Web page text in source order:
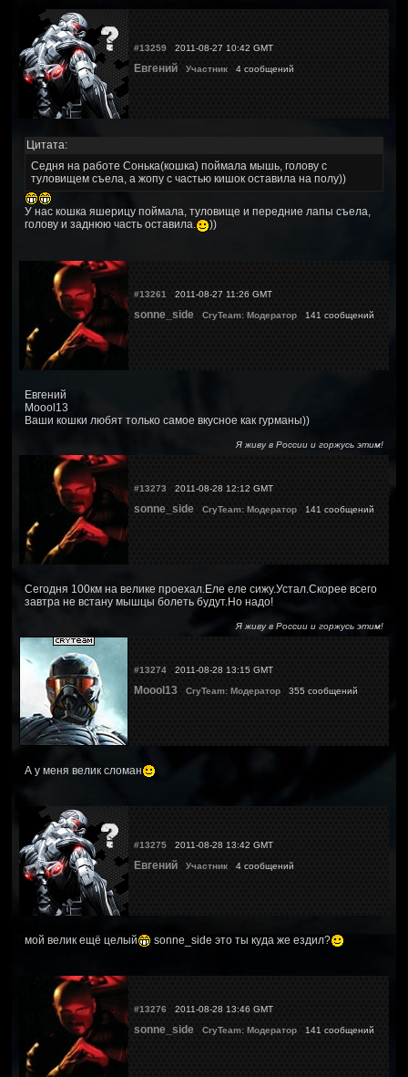
#13259 2011-08-27 10:42 GMT
Евгений Участник 4 сообщений
Цитата:
Седня на работе Сонька(кошка) поймала мышь, голову с
туловищем съела, а жопу с частью кишок оставила на полу))
У нас кошка яшерицу поймала, туловище и передние лапы съела,
голову и заднюю часть оставила.
))
#13261 2011-08-27 11:26 GMT
sonne_side CryTeam: Модератор 141 сообщений
Евгений
Moool13
Ваши кошки любят только самое вкусное как гурманы))
Я живу в России и горжусь этим!
#13273 2011-08-28 12:12 GMT
sonne_side CryTeam: Модератор 141 сообщений
Сегодня 100км на велике проехал.Еле еле сижу.Устал.Скорее всего
завтра не встану мышцы болеть будут.Но надо!
Я живу в России и горжусь этим!
#13274 2011-08-28 13:15 GMT
Moool13 CryTeam: Модератор 355 сообщений
А у меня велик сломан
#13275 2011-08-28 13:42 GMT
Евгений Участник 4 сообщений
мой велик ещё целый sonne_side это ты куда же ездил?
#13276 2011-08-28 13:46 GMT
sonne_side CryTeam: Модератор 141 сообщений